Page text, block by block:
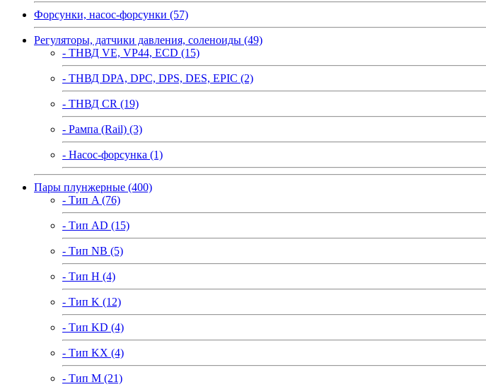
Форсунки, насос-форсунки (57)
Регуляторы, датчики давления, соленоиды (49)
- ТНВД VE, VP44, ECD (15)
- ТНВД DPA, DPC, DPS, DES, EPIC (2)
- ТНВД CR (19)
- Рампа (Rail) (3)
- Насос-форсунка (1)
Пары плунжерные (400)
- Тип A (76)
- Тип AD (15)
- Тип NB (5)
- Тип H (4)
- Тип K (12)
- Тип KD (4)
- Тип KX (4)
- Тип M (21)